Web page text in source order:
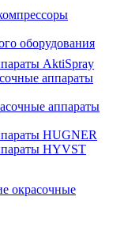
оборудования
AktiSpray
аппараты
аппараты
HUGNER
HYVST
окрасочные